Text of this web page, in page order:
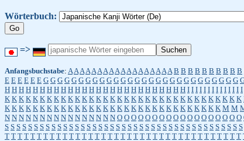
Wörterbuch:
=>
Anfangsbuchstabe: A A A A A A A A A A A A A A A A A A B B B B B B B B B B
E E E E E E G G G G G G G G G G G G G G G G G G G G G G G G G G G G
H H H H H H H H H H H H H H H H H H H H H H H H H H I I I I I I I I I I I I I I
K K K K K K K K K K K K K K K K K K K K K K K K K K K K K K K K K K
K K K K K K K K K K K K K K K K K K K K K K K K K K K K K K K M M
N N N N N N N N N N N N N N N N O O O O O O O O O O O O O O O O O O
S S S S S S S S S S S S S S S S S S S S S S S S S S S S S S S S S S S S S S S S S
T T T T T T T T T T T T T T T T T T T T T T T T T T T T T T T T T T T T T